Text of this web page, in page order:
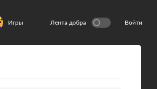
Игры Лента добра Войти